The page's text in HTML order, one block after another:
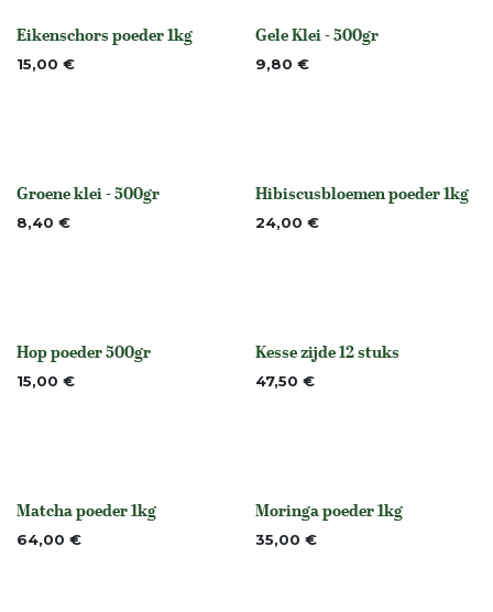
None
Eikenschors poeder 1kg
15,00 € None
Gele Klei - 500gr
9,80 €
None
Groene klei - 500gr
8,40 € Niet op voorraad
Hibiscusbloemen poeder 1kg
24,00 €
None
Hop poeder 500gr
15,00 € None
Kesse zijde 12 stuks
47,50 €
None
Matcha poeder 1kg
64,00 € None
Moringa poeder 1kg
35,00 €